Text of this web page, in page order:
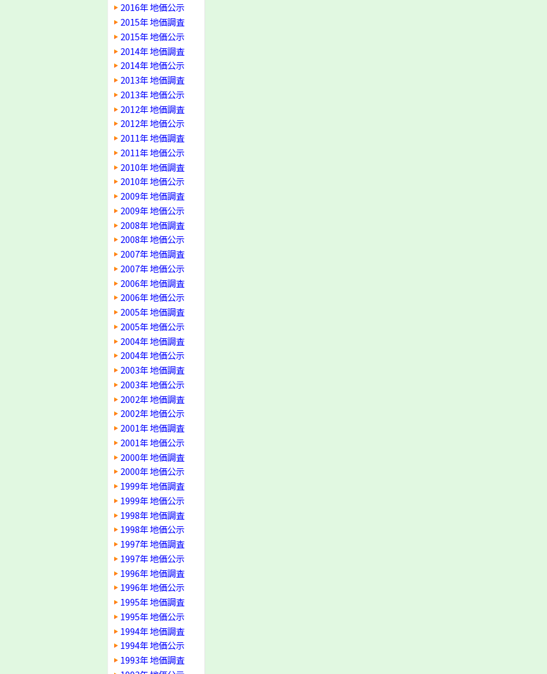
2016年 地価公示
2015年 地価調査
2015年 地価公示
2014年 地価調査
2014年 地価公示
2013年 地価調査
2013年 地価公示
2012年 地価調査
2012年 地価公示
2011年 地価調査
2011年 地価公示
2010年 地価調査
2010年 地価公示
2009年 地価調査
2009年 地価公示
2008年 地価調査
2008年 地価公示
2007年 地価調査
2007年 地価公示
2006年 地価調査
2006年 地価公示
2005年 地価調査
2005年 地価公示
2004年 地価調査
2004年 地価公示
2003年 地価調査
2003年 地価公示
2002年 地価調査
2002年 地価公示
2001年 地価調査
2001年 地価公示
2000年 地価調査
2000年 地価公示
1999年 地価調査
1999年 地価公示
1998年 地価調査
1998年 地価公示
1997年 地価調査
1997年 地価公示
1996年 地価調査
1996年 地価公示
1995年 地価調査
1995年 地価公示
1994年 地価調査
1994年 地価公示
1993年 地価調査